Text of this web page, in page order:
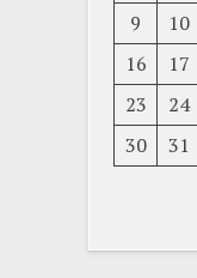
9
10
16
17
23
24
30
31